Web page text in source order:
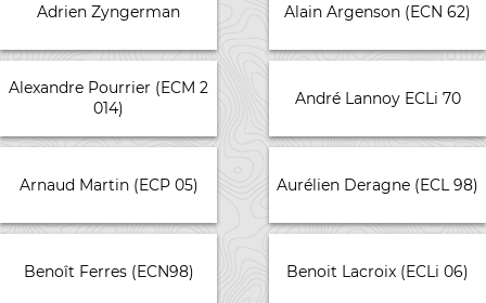
Adrien Zyngerman Alain Argenson (ECN 62)
Alexandre Pourrier (ECM 2
014)
André Lannoy ECLi 70
Arnaud Martin (ECP 05) Aurélien Deragne (ECL 98)
Benoît Ferres (ECN98) Benoit Lacroix (ECLi 06)